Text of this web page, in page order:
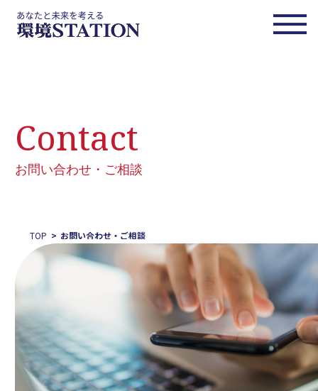
Contact
お問い合わせ・ご相談
TOP お問い合わせ・ご相談